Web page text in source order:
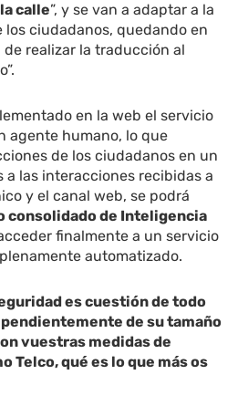
calle”, y se van a adaptar a la
los ciudadanos, quedando en
realizar la traducción al
en la web el servicio
agente humano, lo que
de los ciudadanos en un
a las interacciones recibidas a
y el canal web, se podrá
consolidado de Inteligencia
finalmente a un servicio
automatizado.
es cuestión de todo
de su tamaño
vuestras medidas de
Telco, qué es lo que más os